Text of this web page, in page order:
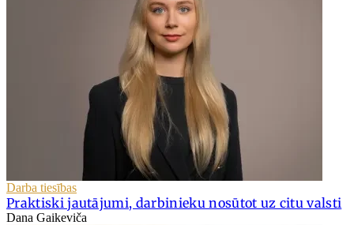
Darba tiesības
Praktiski jautājumi, darbinieku nosūtot uz citu valsti
Dana Gaikeviča